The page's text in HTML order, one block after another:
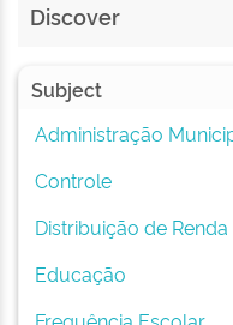
Discover
Subject
Administração
Controle
Distribuição de Renda
Educação
Frequência Escolar